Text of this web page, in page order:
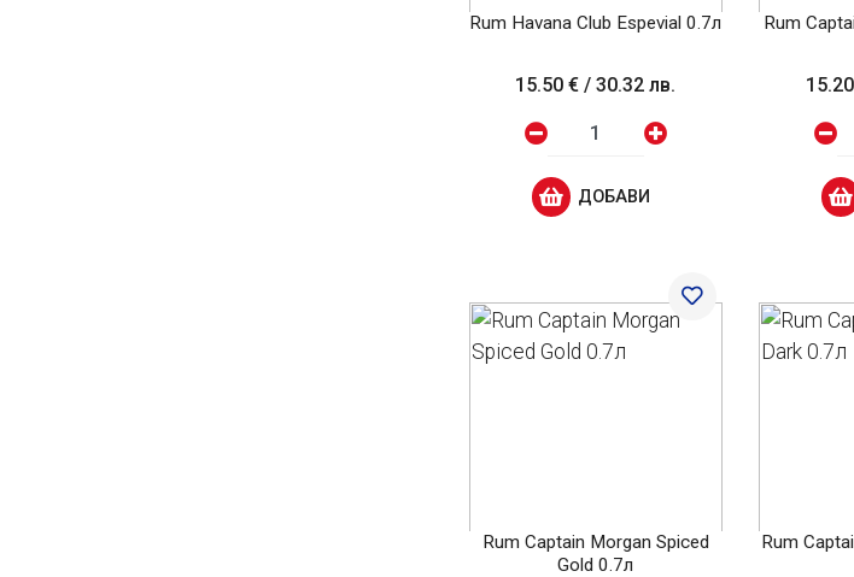
Rum Havana Club Espevial 0.7л
15.50 € /30.32 лв.
ДОБАВИ
Rum
Rum Captain Morgan Spiced
Gold 0.7л
Rum